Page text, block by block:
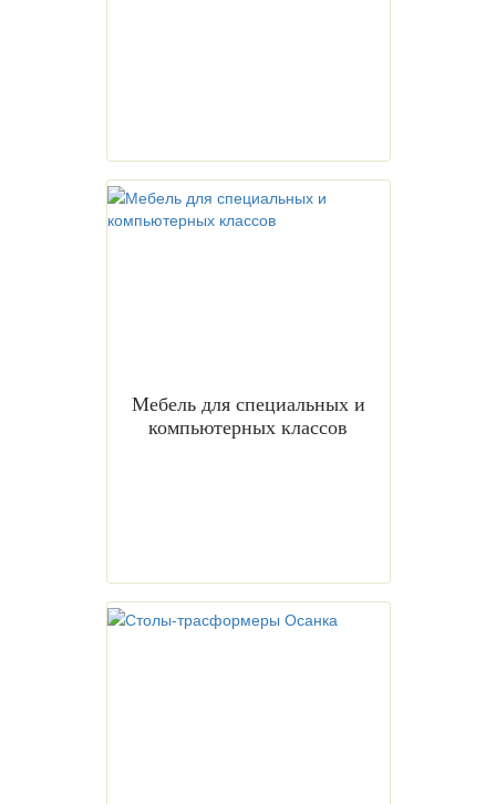
Мебель для специальных и
компьютерных классов